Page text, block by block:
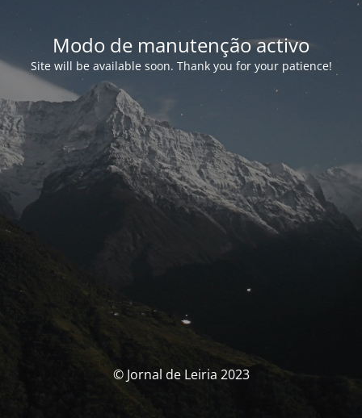
Modo de manutenção activo
Site will be available soon. Thank you for your patience!
© Jornal de Leiria 2023